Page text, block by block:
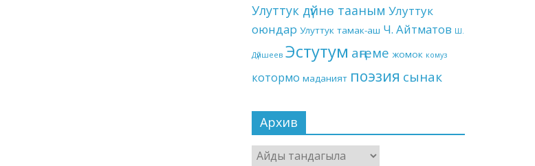
Улуттук дүйнө тааным Улуттук
оюндар Улуттук тамак-аш Ч. Айтматов Ш.
Дүйшеев Эстутум аңгеме жомок комуз
котормо маданият поэзия сынак
Архив
Архив